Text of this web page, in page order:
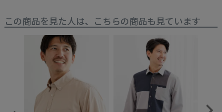
この商品を見た人は、こちらの商品も見ています